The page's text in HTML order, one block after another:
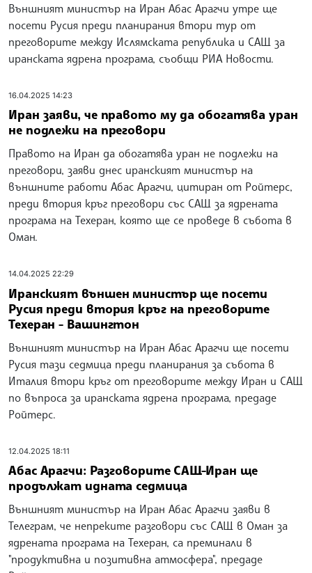
Външният министър на Иран Абас Арагчи утре ще
посети Русия преди планирания втори тур от
преговорите между Ислямската република и САЩ за
иранската ядрена програма, съобщи РИА Новости.
16.04.2025 14:23
Иран заяви, че правото му да обогатява уран
не подлежи на преговори
Правото на Иран да обогатява уран не подлежи на
преговори, заяви днес иранският министър на
външните работи Абас Арагчи, цитиран от Ройтерс,
преди втория кръг преговори със САЩ за ядрената
програма на Техеран, която ще се проведе в събота в
Оман.
14.04.2025 22:29
Иранският външен министър ще посети
Русия преди втория кръг на преговорите
Техеран - Вашингтон
Външният министър на Иран Абас Арагчи ще посети
Русия тази седмица преди планирания за събота в
Италия втори кръг от преговорите между Иран и САЩ
по въпроса за иранската ядрена програма, предаде
Ройтерс.
12.04.2025 18:11
Абас Арагчи: Разговорите САЩ-Иран ще
продължат идната седмица
Външният министър на Иран Абас Арагчи заяви в
Телеграм, че непреките разговори със САЩ в Оман за
ядрената програма на Техеран, са преминали в
"продуктивна и позитивна атмосфера", предаде